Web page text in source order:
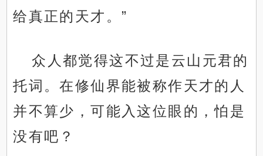
给真正的天才。”
众人都觉得这不过是云山元君的
托词。在修仙界能被称作天才的人
并不算少，可能入这位眼的，怕是
没有吧？